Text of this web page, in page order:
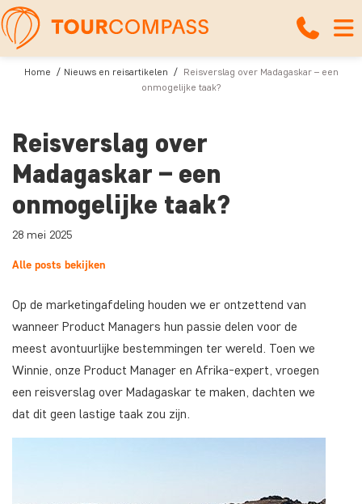
Home Nieuws en reisartikelen
Reisverslag over Madagaskar – een
onmogelijke taak?
Reisverslag over
Madagaskar – een
onmogelijke taak?
28 mei 2025
Alle posts bekijken
Op de marketingafdeling houden we er ontzettend van
wanneer Product Managers hun passie delen voor de
meest avontuurlijke bestemmingen ter wereld. Toen we
Winnie, onze Product Manager en Afrika-expert, vroegen
een reisverslag over Madagaskar te maken, dachten we
dat dit geen lastige taak zou zijn.